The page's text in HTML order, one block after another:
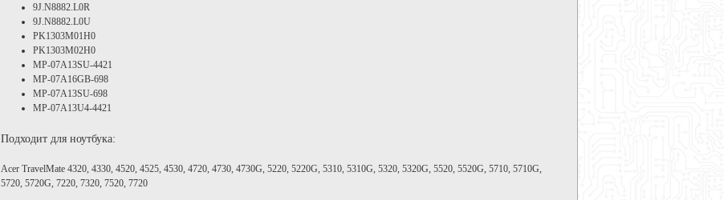
9J.N8882.L0R
9J.N8882.L0U
PK1303M01H0
PK1303M02H0
MP-07A13SU-4421
MP-07A16GB-698
MP-07A13SU-698
MP-07A13U4-4421
Подходит для ноутбука:
Acer TravelMate 4320, 4330, 4520, 4525, 4530, 4720, 4730, 4730G, 5220, 5220G, 5310, 5310G, 5320, 5320G, 5520, 5520G, 5710, 5710G,
5720, 5720G, 7220, 7320, 7520, 7720